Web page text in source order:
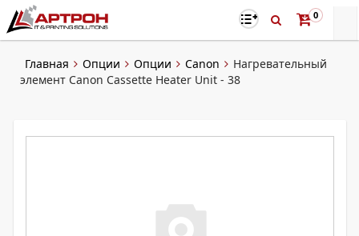
0
Главная Опции Опции Canon
Нагревательный
элемент Canon Cassette Heater Unit - 38